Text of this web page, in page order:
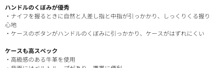
ハンドルのくぼみが優秀
・ナイフを握るときに自然と人差し指と中指が引っかかり、しっくりくる握り
心地
・ケースのボタンがハンドルのくぼみに引っかかり、ケースがはずれにくい
ケースも高スペック
・高級感のある牛革を使用